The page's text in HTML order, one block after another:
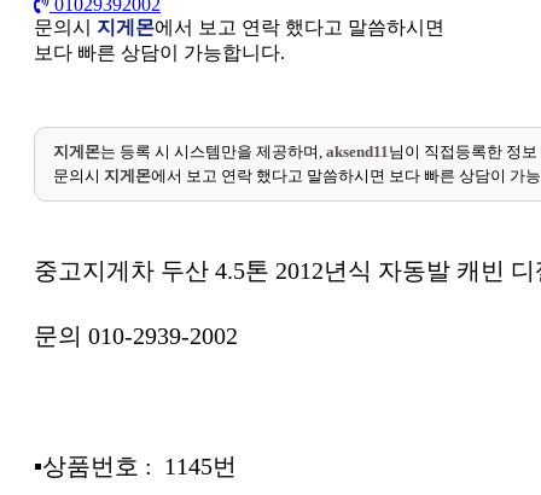
문의시 지게몬에서 보고 연락 했다고 말씀하시면
보다 빠른 상담이 가능합니다.
지게몬는 등록 시 시스템만을 제공하며, aksend11 님이 직접등록한 정
문의시 지게몬에서 보고 연락 했다고 말씀하시면 보다 빠른 상담이 가
중고지게차 두산 4.5톤 2012년식 자동발 캐빈
문의 010-2939-2002
▪︎상품번호 : 1145번